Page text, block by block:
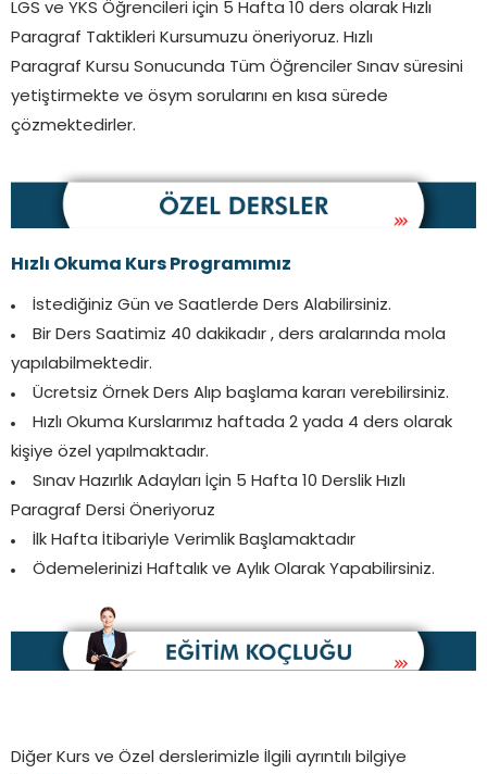
LGS ve YKS Öğrencileri için 5 Hafta 10 ders olarak Hızlı
Paragraf Taktikleri Kursumuzu öneriyoruz. Hızlı
Paragraf Kursu Sonucunda Tüm Öğrenciler Sınav süresini
yetiştirmekte ve ösym sorularını en kısa sürede
çözmektedirler.
Hızlı Okuma Kurs Programımız
İstediğiniz Gün ve Saatlerde Ders Alabilirsiniz.
Bir Ders Saatimiz 40 dakikadır , ders aralarında mola
yapılabilmektedir.
Ücretsiz Örnek Ders Alıp başlama kararı verebilirsiniz.
Hızlı Okuma Kurslarımız haftada 2 yada 4 ders olarak
kişiye özel yapılmaktadır.
Sınav Hazırlık Adayları İçin 5 Hafta 10 Derslik Hızlı
Paragraf Dersi Öneriyoruz
İlk Hafta İtibariyle Verimlik Başlamaktadır
Ödemelerinizi Haftalık ve Aylık Olarak Yapabilirsiniz.
Diğer Kurs ve Özel derslerimizle İlgili ayrıntılı bilgiye